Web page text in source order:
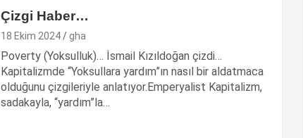
Çizgi Haber…
18 Ekim 2024 gha
Poverty (Yoksulluk)… İsmail Kızıldoğan çizdi…
Kapitalizmde “Yoksullara yardım”ın nasıl bir aldatmaca
olduğunu çizgileriyle anlatıyor.Emperyalist Kapitalizm,
sadakayla, “yardım”la…